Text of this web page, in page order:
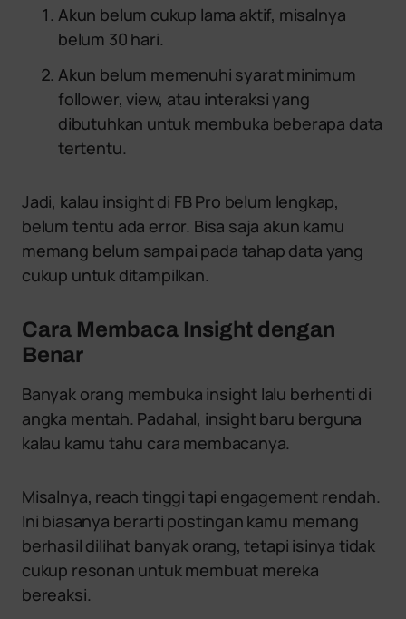
Akun belum cukup lama aktif, misalnya
belum 30 hari.
Akun belum memenuhi syarat minimum
follower, view, atau interaksi yang
dibutuhkan untuk membuka beberapa data
tertentu.
Jadi, kalau insight di FB Pro belum lengkap,
belum tentu ada error. Bisa saja akun kamu
memang belum sampai pada tahap data yang
cukup untuk ditampilkan.
Cara Membaca Insight dengan
Benar
Banyak orang membuka insight lalu berhenti di
angka mentah. Padahal, insight baru berguna
kalau kamu tahu cara membacanya.
Misalnya, reach tinggi tapi engagement rendah.
Ini biasanya berarti postingan kamu memang
berhasil dilihat banyak orang, tetapi isinya tidak
cukup resonan untuk membuat mereka
bereaksi.